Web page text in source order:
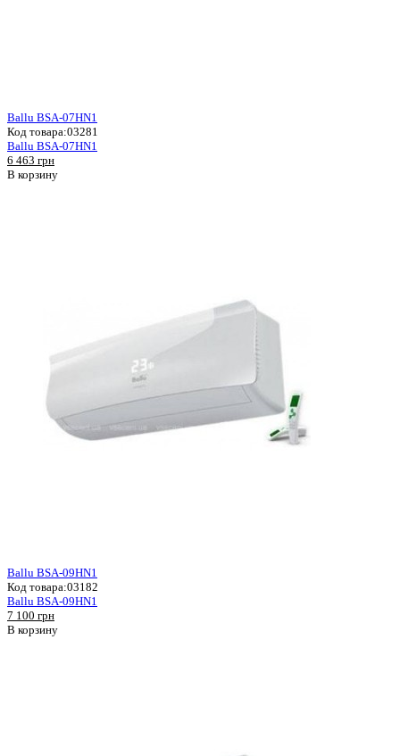
Ballu BSA-07HN1
Код товара:03281
Ballu BSA-07HN1
6 463 грн
В корзину
Ballu BSA-09HN1
Код товара:03182
Ballu BSA-09HN1
7 100 грн
В корзину